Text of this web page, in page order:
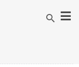
search